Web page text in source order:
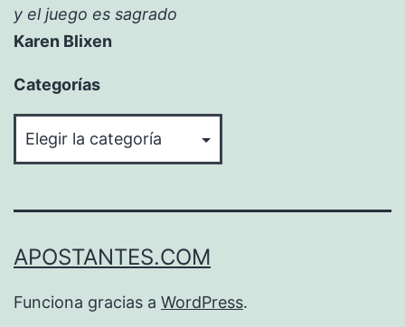
y el juego es sagrado
Karen Blixen
Categorías
APOSTANTES.COM
Funciona gracias a WordPress.